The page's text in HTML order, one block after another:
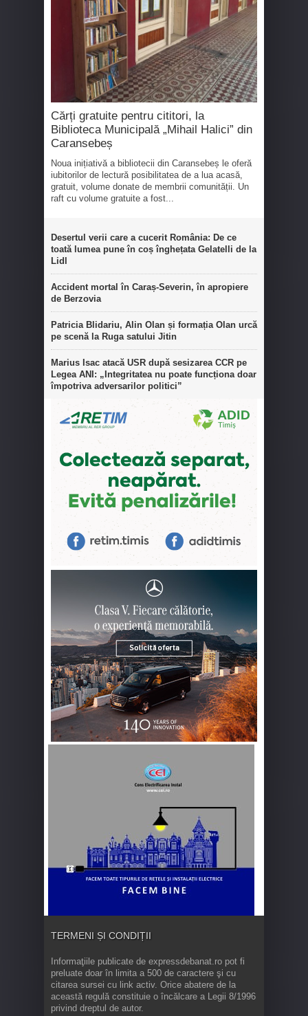
Cărți gratuite pentru cititori, la
Biblioteca Municipală „Mihail Halici” din
Caransebeș
Noua inițiativă a bibliotecii din Caransebeș le oferă
iubitorilor de lectură posibilitatea de a lua acasă,
gratuit, volume donate de membrii comunității. Un
raft cu volume gratuite a fost...
Desertul verii care a cucerit România: De ce
toată lumea pune în coș înghețata Gelatelli de la
Lidl
Accident mortal în Caraș-Severin, în apropiere
de Berzovia
Patricia Blidariu, Alin Olan și formația Olan urcă
pe scenă la Ruga satului Jitin
Marius Isac atacă USR după sesizarea CCR pe
Legea ANI: „Integritatea nu poate funcționa doar
împotriva adversarilor politici”
TERMENI ȘI CONDIȚII
Informaţiile publicate de expressdebanat.ro pot fi
preluate doar în limita a 500 de caractere şi cu
citarea sursei cu link activ. Orice abatere de la
această regulă constituie o încălcare a Legii 8/1996
privind dreptul de autor.